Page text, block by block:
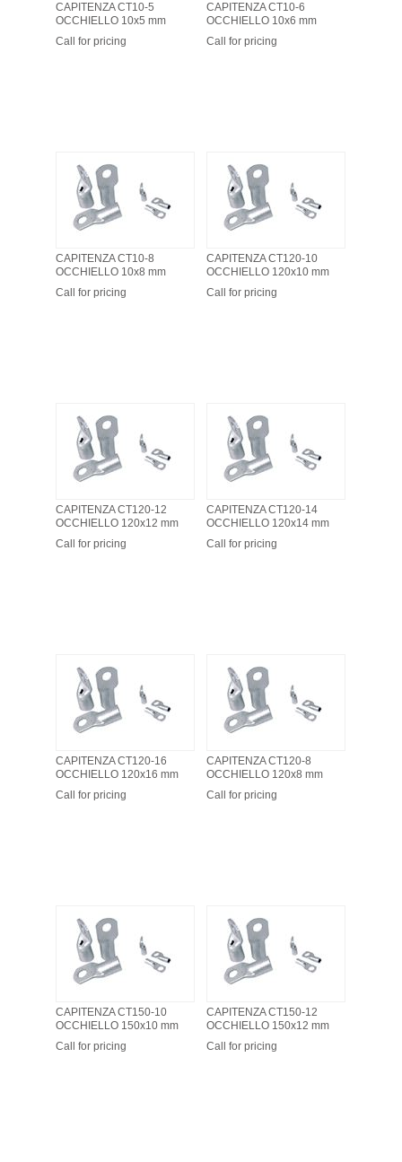
CAPITENZA CT10-5
OCCHIELLO 10x5 mm
Call for pricing
CAPITENZA CT10-6
OCCHIELLO 10x6 mm
Call for pricing
CAPITENZA CT10-8
OCCHIELLO 10x8 mm
Call for pricing
CAPITENZA CT120-10
OCCHIELLO 120x10 mm
Call for pricing
CAPITENZA CT120-12
OCCHIELLO 120x12 mm
Call for pricing
CAPITENZA CT120-14
OCCHIELLO 120x14 mm
Call for pricing
CAPITENZA CT120-16
OCCHIELLO 120x16 mm
Call for pricing
CAPITENZA CT120-8
OCCHIELLO 120x8 mm
Call for pricing
CAPITENZA CT150-10
OCCHIELLO 150x10 mm
Call for pricing
CAPITENZA CT150-12
OCCHIELLO 150x12 mm
Call for pricing